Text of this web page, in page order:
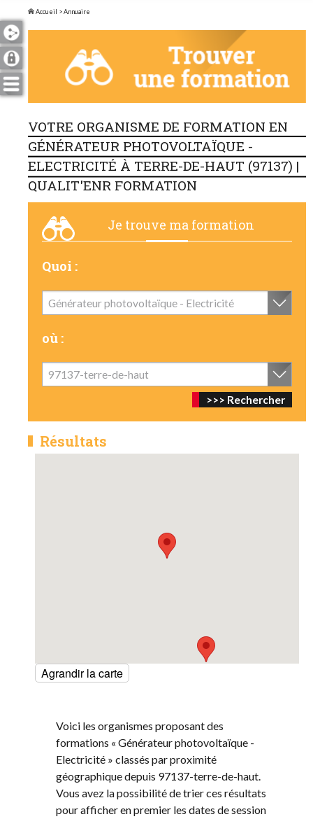
Accueil > Annuaire
VOTRE ORGANISME DE FORMATION EN
GÉNÉRATEUR PHOTOVOLTAÏQUE -
ELECTRICITÉ À TERRE-DE-HAUT (97137) |
QUALIT'ENR FORMATION
Je trouve ma formation
Quoi :
Générateur photovoltaïque - Electricité
où :
97137-terre-de-haut
Résultats
Agrandir la carte
Voici les organismes proposant des
formations « Générateur photovoltaïque -
Electricité » classés par proximité
géographique depuis 97137-terre-de-haut.
Vous avez la possibilité de trier ces résultats
pour afficher en premier les dates de session